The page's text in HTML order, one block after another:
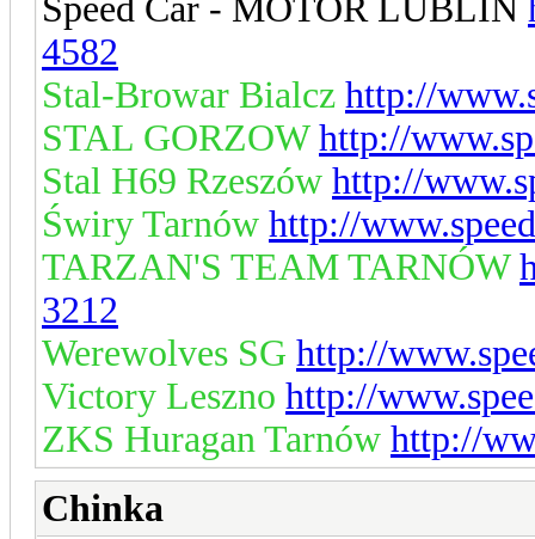
Speed Car - MOTOR LUBLIN
4582
Stal-Browar Bialcz http://
STAL GORZOWhttp://
Stal H69 Rzeszów http://
Świry Tarnów http://
TARZAN'S TEAM TARNÓW
3212
Werewolves SG http://
Victory Leszno http://
ZKS Huragan Tarnów http://
Chinka